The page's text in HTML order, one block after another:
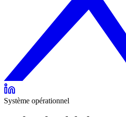
Système opérationnel